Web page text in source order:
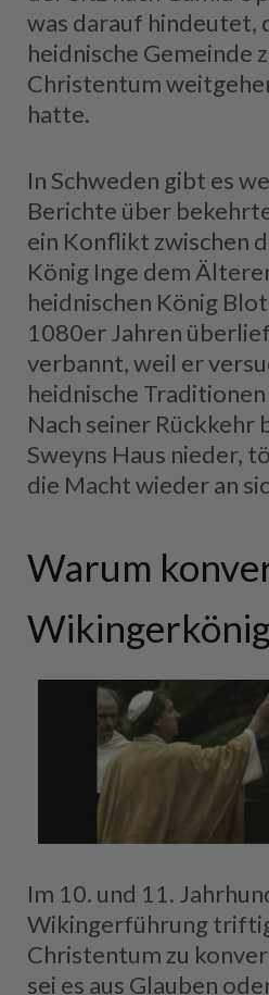
was darauf hindeutet,
heidnische Gemeinde
Christentum
hatte.
In Schweden gibt es
Berichte über
ein Konflikt zwischen
König Inge dem
heidnischen König
1080er Jahren
verbannt, weil er
heidnische
Nach seiner Rückkehr
Sweyns Haus nieder,
die Macht wieder an
Warum
Im 10. und 11.
Wikingerführung
Christentum zu
sei es aus Glauben